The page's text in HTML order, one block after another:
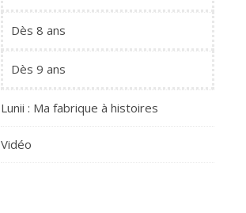
Dès 8 ans
Dès 9 ans
Lunii : Ma fabrique à histoires
Vidéo